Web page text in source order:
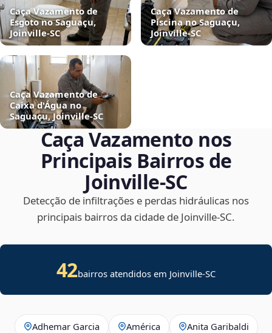
Caça Vazamento de
Esgoto no Saguaçu,
Joinville‑SC
Caça Vazamento de
Piscina no Saguaçu,
Joinville‑SC
Caça Vazamento de
Caixa d'Água no
Saguaçu, Joinville‑SC
Caça Vazamento nos
Principais Bairros de
Joinville‑SC
Detecção de infiltrações e perdas hidráulicas nos
principais bairros da cidade de Joinville‑SC.
42bairros atendidos em Joinville-SC
Adhemar Garcia América Anita Garibaldi